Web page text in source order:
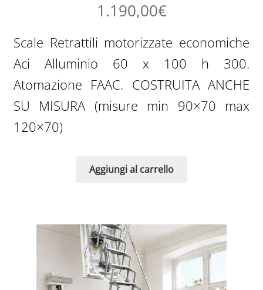
1.190,00€
Scale Retrattili motorizzate economiche
Aci Alluminio 60 x 100 h 300.
Atomazione FAAC. COSTRUITA ANCHE
SU MISURA (misure min 90×70 max
120×70)
Aggiungi al carrello